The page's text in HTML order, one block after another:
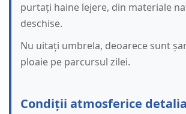
purtați haine lejere, din materiale
deschise.
Nu uitați umbrela, deoarece sunt
ploaie pe parcursul zilei.
Condiții atmosferice